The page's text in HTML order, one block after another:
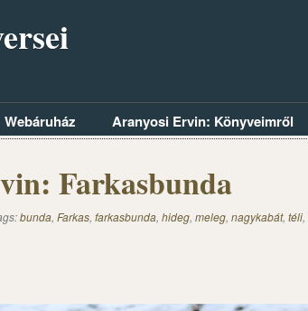
Webáruház Aranyosi Ervin: Könyveimről
Farkasbunda
bunda, Farkas, farkasbunda, hideg, meleg, nagykabát, téli,